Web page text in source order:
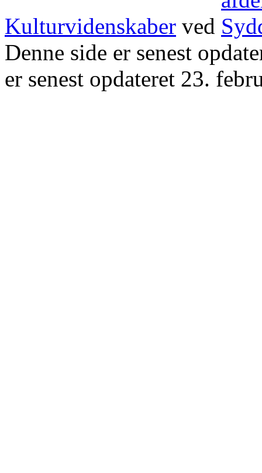
Kulturvidenskaber ved
Denne side er senest
er senest opdateret 23.